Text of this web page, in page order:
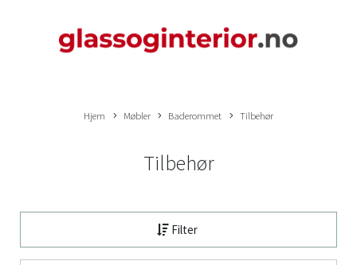
Hjem Møbler Baderommet Tilbehør
Tilbehør
Filter